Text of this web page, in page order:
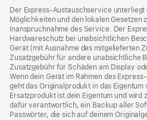
Der Express-Austauschservice
Möglichkeiten und den lokalen Gesetzen
Inanspruchnahme des Service. Der
Hardwareschutz bei unabsichtlichen
Gerät (mit Ausnahme des mitgelieferten
Zusatzgebühr für andere unabsichtliche
Zusatzgebühr für Schäden am Display
Wenn dein Gerät im Rahmen des
geht das Originalprodukt in das Eigentum
Ersatzprodukt ist dein Eigentum und wird
dafür verantwortlich, ein Backup aller
Passwörter, die sich auf deinem